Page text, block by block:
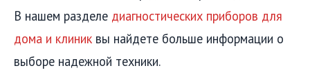
В нашем разделе диагностических приборов для
дома и клиник вы найдете больше информации о
выборе надежной техники.